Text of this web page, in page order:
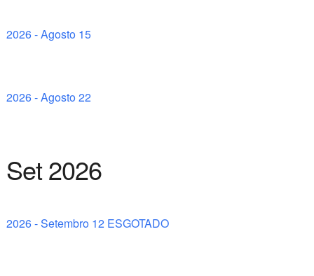
2026 - Agosto 15
2026 - Agosto 22
Set 2026
2026 - Setembro 12 ESGOTADO